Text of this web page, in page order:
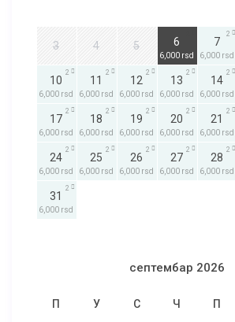
3 4 5 6
6,000 rsd
7
6,000 rsd
2
10
6,000 rsd
2
11
6,000 rsd
2
12
6,000 rsd
2
13
6,000 rsd
2
14
6,000 rsd
2
17
6,000 rsd
2
18
6,000 rsd
2
19
6,000 rsd
2
20
6,000 rsd
2
21
6,000 rsd
2
24
6,000 rsd
2
25
6,000 rsd
2
26
6,000 rsd
2
27
6,000 rsd
2
28
6,000 rsd
2
31
6,000 rsd
2
септембар 2026
П У С Ч П